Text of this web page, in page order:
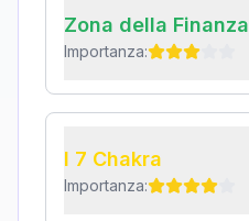
Zona della Finanza
Importanza:
I 7 Chakra
Importanza: